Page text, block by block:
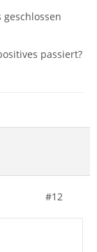
passiert?
#12